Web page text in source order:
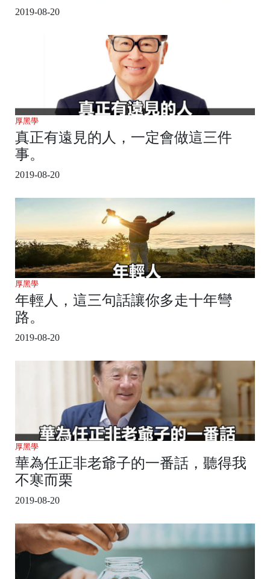
2019-08-20
厚黑學
真正有遠見的人，一定會做這三件
事。
2019-08-20
厚黑學
年輕人，這三句話讓你多走十年彎
路。
2019-08-20
厚黑學
華為任正非老爺子的一番話，聽得我
不寒而栗
2019-08-20